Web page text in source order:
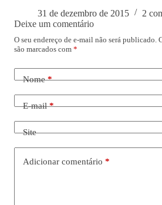
31 de dezembro de 2015
2
Deixe um comentário
O seu endereço de e-mail não será publicado.
são marcados com *
Nome*
E-mail*
Site
Adicionar comentário *